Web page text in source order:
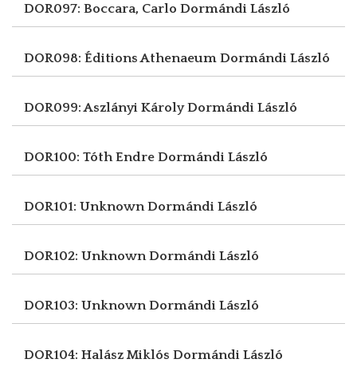
DOR097: Boccara, Carlo Dormándi László
DOR098: Éditions Athenaeum Dormándi László
DOR099: Aszlányi KárolyDormándi László
DOR100: Tóth Endre Dormándi László
DOR101: UnknownDormándi László
DOR102: UnknownDormándi László
DOR103: UnknownDormándi László
DOR104: Halász Miklós Dormándi László